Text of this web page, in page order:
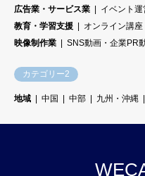
広告業・サービス業
イベント運
教育・学習支援
オンライン講座
映像制作業
SNS動画・企業PR
カテゴリー2
地域 中国 中部 九州・沖縄